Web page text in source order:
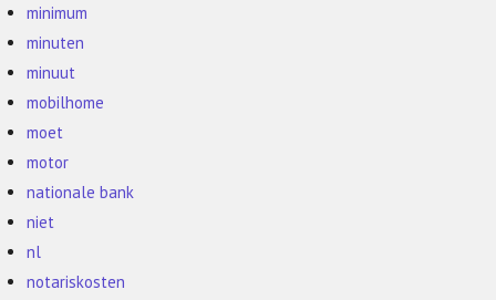
minimum
minuten
minuut
mobilhome
moet
motor
nationale bank
niet
nl
notariskosten